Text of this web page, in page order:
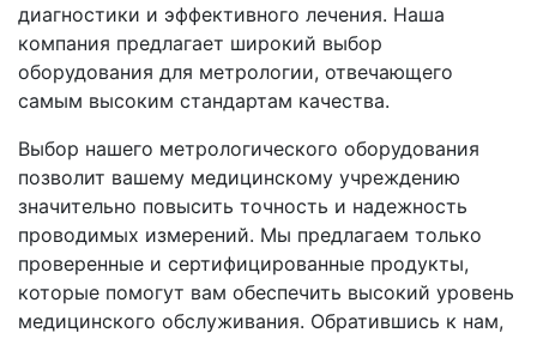
диагностики и эффективного лечения. Наша
компания предлагает широкий выбор
оборудования для метрологии, отвечающего
самым высоким стандартам качества.
Выбор нашего метрологического оборудования
позволит вашему медицинскому учреждению
значительно повысить точность и надежность
проводимых измерений. Мы предлагаем только
проверенные и сертифицированные продукты,
которые помогут вам обеспечить высокий уровень
медицинского обслуживания. Обратившись к нам,